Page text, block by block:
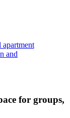
and
for groups,